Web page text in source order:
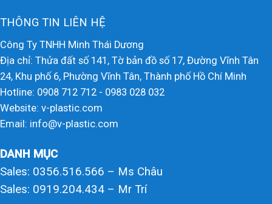
THÔNG TIN LIÊN HỆ
Công Ty TNHH Minh Thái Dương
Địa chỉ: Thửa đất số 141, Tờ bản đồ số 17, Đường Vĩnh Tân
24, Khu phố 6, Phường Vĩnh Tân, Thành phố Hồ Chí Minh
Hotline: 0908 712 712 - 0983 028 032
Website: v-plastic.com
Email: info@v-plastic.com
DANH MỤC
Sales: 0356.516.566 – Ms Châu
Sales: 0919.204.434 – Mr Trí